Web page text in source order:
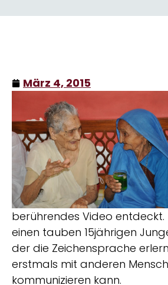
März 4, 2015
berührendes Video
einen tauben 15jährigen
der die Zeichensprache
erstmals mit anderen
kommunizieren kann.